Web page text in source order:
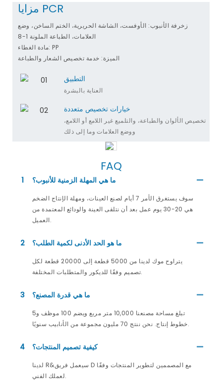
مزايا PCR
زخرفة الأنبوب: الأوفست، الشاشة الحريرية، الختم الساخن، وضع
العلامات، الطباعة الملونة 1-8
مادة الغطاء: PP
الميزة: خدمة تخصيص الشعار والطباعة
التطبيق
العناية بالبشرة
خيارات تخصيص متعددة
تخصيص الألوان والطباعة، والتلميع غير اللامع أو اللامع،
ووضع العلامات وما إلى ذلك
FAQ
1 ما هي المهلة الزمنية للأنبوب؟
سوف يستغرق الأمر 7 أيام لصنع العينات، ومهلة الإنتاج الضخم
هي 20-30 يوم عمل بعد أن نتلقى العينة والودائع المعتمدة من
العميل.
2 ما هو الحد الأدنى لكمية الطلب؟
يتراوح موك لدينا من 5000 قطعة إلى 20000 قطعة لكل
تصميم وفقًا للديكور والمتطلبات المختلفة.
3 ما هي قدرة المصنع؟
تبلغ مساحة مصنعنا 10,000 متر مربع ويضم 100 موظف و5
خطوط إنتاج. نحن ننتج 70 مليون مجموعة من الأنابيب سنويًا.
4 كيفية تصميم المنتجات؟
لدينا R&سيعمل فريق D مع المصممين لتطوير المنتجات وفقًا
لعملك الفني.